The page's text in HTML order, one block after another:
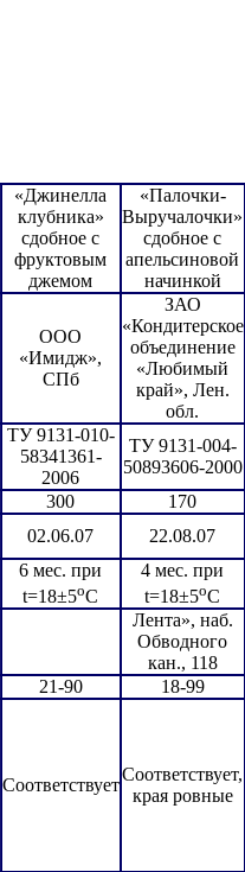
«Джинелла
клубника»
сдобное с
фруктовым
джемом
«Палочки-
Выручалочки»
сдобное с
апельсиновой
начинкой
ООО
«Имидж»,
СПб
ЗАО
«Кондитерское
объединение
«Любимый
край», Лен.
обл.
ТУ 9131-010-
58341361-
2006
ТУ 9131-004-
50893606-2000
300
170
02.06.07 22.08.07
6 мес. при
t=18±5оС
4 мес. при
t=18±5оС
Лента», наб.
Обводного
кан., 118
21-90
18-99
Соответствует
Соответствует,
края ровные